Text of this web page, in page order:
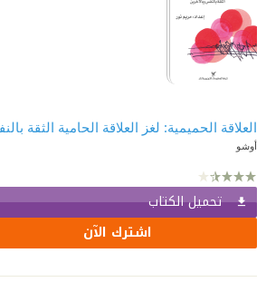
أوشو
تحميل الكتاب
اشترك الآن